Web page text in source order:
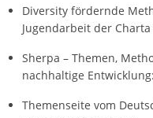
Diversity fördernde
Jugendarbeit der
Sherpa – Themen,
nachhaltige Entwicklung:
Themenseite vom